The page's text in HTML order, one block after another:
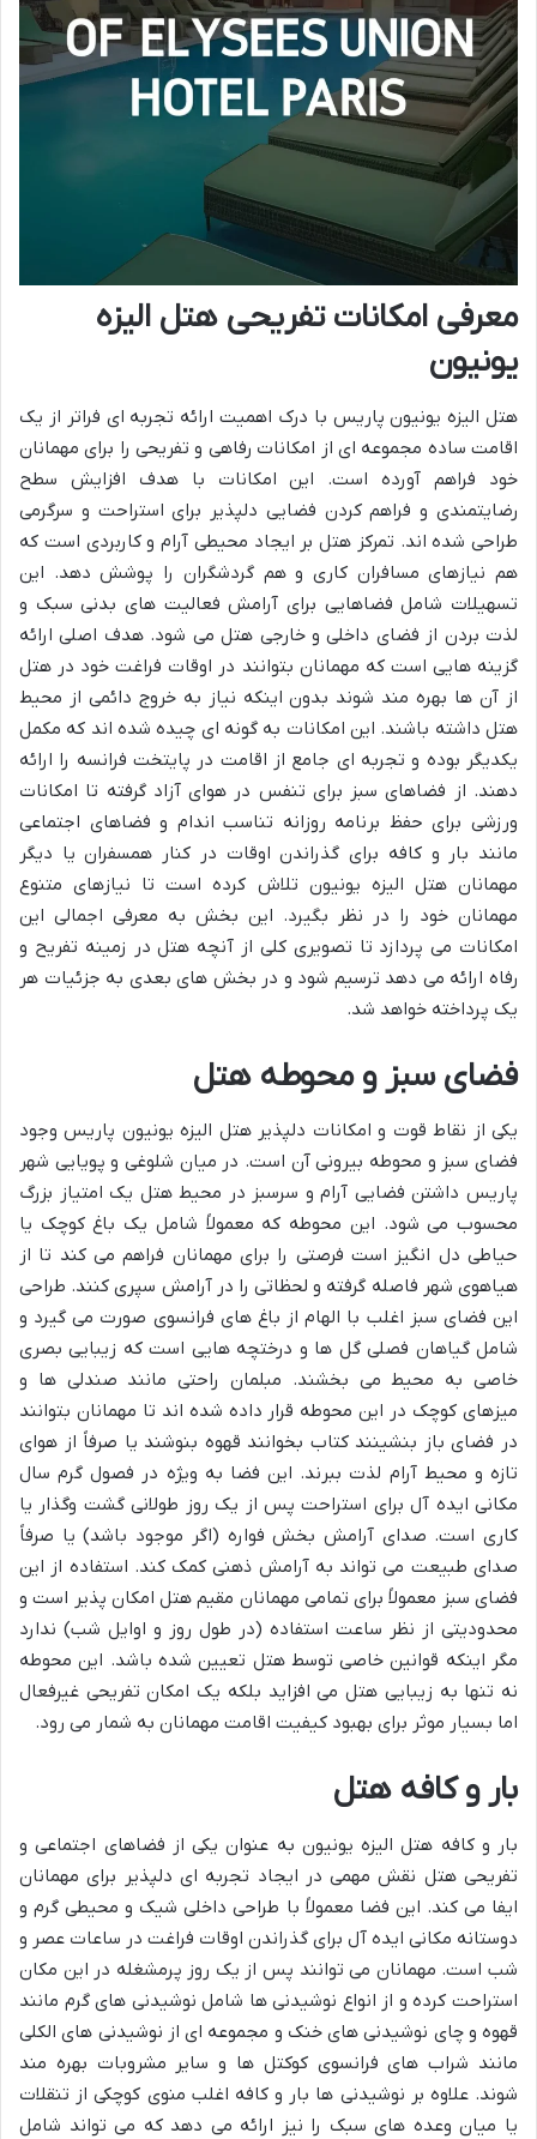
معرفی امکانات تفریحی هتل الیزه
یونیون
هتل الیزه یونیون پاریس با درک اهمیت ارائه تجربه ای فراتر از یک
اقامت ساده مجموعه ای از امکانات رفاهی و تفریحی را برای مهمانان
خود فراهم آورده است. این امکانات با هدف افزایش سطح
رضایتمندی و فراهم کردن فضایی دلپذیر برای استراحت و سرگرمی
طراحی شده اند. تمرکز هتل بر ایجاد محیطی آرام و کاربردی است که
هم نیازهای مسافران کاری و هم گردشگران را پوشش دهد. این
تسهیلات شامل فضاهایی برای آرامش فعالیت های بدنی سبک و
لذت بردن از فضای داخلی و خارجی هتل می شود. هدف اصلی ارائه
گزینه هایی است که مهمانان بتوانند در اوقات فراغت خود در هتل
از آن ها بهره مند شوند بدون اینکه نیاز به خروج دائمی از محیط
هتل داشته باشند. این امکانات به گونه ای چیده شده اند که مکمل
یکدیگر بوده و تجربه ای جامع از اقامت در پایتخت فرانسه را ارائه
دهند. از فضاهای سبز برای تنفس در هوای آزاد گرفته تا امکانات
ورزشی برای حفظ برنامه روزانه تناسب اندام و فضاهای اجتماعی
مانند بار و کافه برای گذراندن اوقات در کنار همسفران یا دیگر
مهمانان هتل الیزه یونیون تلاش کرده است تا نیازهای متنوع
مهمانان خود را در نظر بگیرد. این بخش به معرفی اجمالی این
امکانات می پردازد تا تصویری کلی از آنچه هتل در زمینه تفریح و
رفاه ارائه می دهد ترسیم شود و در بخش های بعدی به جزئیات هر
یک پرداخته خواهد شد.
فضای سبز و محوطه هتل
یکی از نقاط قوت و امکانات دلپذیر هتل الیزه یونیون پاریس وجود
فضای سبز و محوطه بیرونی آن است. در میان شلوغی و پویایی شهر
پاریس داشتن فضایی آرام و سرسبز در محیط هتل یک امتیاز بزرگ
محسوب می شود. این محوطه که معمولاً شامل یک باغ کوچک یا
حیاطی دل انگیز است فرصتی را برای مهمانان فراهم می کند تا از
هیاهوی شهر فاصله گرفته و لحظاتی را در آرامش سپری کنند. طراحی
این فضای سبز اغلب با الهام از باغ های فرانسوی صورت می گیرد و
شامل گیاهان فصلی گل ها و درختچه هایی است که زیبایی بصری
خاصی به محیط می بخشند. مبلمان راحتی مانند صندلی ها و
میزهای کوچک در این محوطه قرار داده شده اند تا مهمانان بتوانند
در فضای باز بنشینند کتاب بخوانند قهوه بنوشند یا صرفاً از هوای
تازه و محیط آرام لذت ببرند. این فضا به ویژه در فصول گرم سال
مکانی ایده آل برای استراحت پس از یک روز طولانی گشت وگذار یا
کاری است. صدای آرامش بخش فواره (اگر موجود باشد) یا صرفاً
صدای طبیعت می تواند به آرامش ذهنی کمک کند. استفاده از این
فضای سبز معمولاً برای تمامی مهمانان مقیم هتل امکان پذیر است و
محدودیتی از نظر ساعت استفاده (در طول روز و اوایل شب) ندارد
مگر اینکه قوانین خاصی توسط هتل تعیین شده باشد. این محوطه
نه تنها به زیبایی هتل می افزاید بلکه یک امکان تفریحی غیرفعال
اما بسیار موثر برای بهبود کیفیت اقامت مهمانان به شمار می رود.
بار و کافه هتل
بار و کافه هتل الیزه یونیون به عنوان یکی از فضاهای اجتماعی و
تفریحی هتل نقش مهمی در ایجاد تجربه ای دلپذیر برای مهمانان
ایفا می کند. این فضا معمولاً با طراحی داخلی شیک و محیطی گرم و
دوستانه مکانی ایده آل برای گذراندن اوقات فراغت در ساعات عصر و
شب است. مهمانان می توانند پس از یک روز پرمشغله در این مکان
استراحت کرده و از انواع نوشیدنی ها شامل نوشیدنی های گرم مانند
قهوه و چای نوشیدنی های خنک و مجموعه ای از نوشیدنی های الکلی
مانند شراب های فرانسوی کوکتل ها و سایر مشروبات بهره مند
شوند. علاوه بر نوشیدنی ها بار و کافه اغلب منوی کوچکی از تنقلات
یا میان وعده های سبک را نیز ارائه می دهد که می تواند شامل